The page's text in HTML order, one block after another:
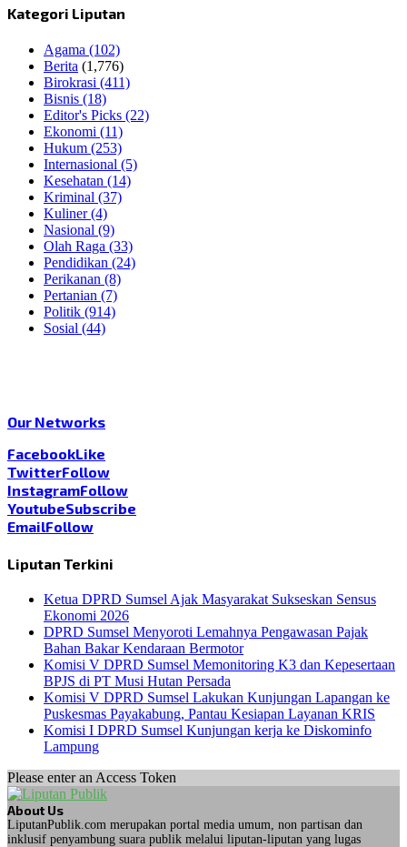
Kategori Liputan
Agama (102)
Berita (1,776)
Birokrasi (411)
Bisnis (18)
Editor's Picks (22)
Ekonomi (11)
Hukum (253)
Internasional (5)
Kesehatan (14)
Kriminal (37)
Kuliner(4)
Nasional (9)
Olah Raga (33)
Pendidikan (24)
Perikanan (8)
Pertanian (7)
Politik (914)
Sosial (44)
Our Networks
FacebookLike
TwitterFollow
InstagramFollow
YoutubeSubscribe
EmailFollow
Liputan Terkini
Ketua DPRD Sumsel Ajak Masyarakat Sukseskan Sensus
Ekonomi 2026
DPRD Sumsel Menyoroti Lemahnya Pengawasan Pajak
Bahan Bakar Kendaraan Bermotor
Komisi V DPRD Sumsel Memonitoring K3 dan Kepesertaan
BPJS di PT Musi Hutan Persada
Komisi V DPRD Sumsel Lakukan Kunjungan Lapangan ke
Puskesmas Payakabung, Pantau Kesiapan Layanan KRIS
Komisi I DPRD Sumsel Kunjungan kerja ke Diskominfo
Lampung
Please enter an Access Token
About Us
LiputanPublik.com merupakan portal media umum, non partisan dan
inklusif penyambung suara publik melalui liputan-liputan yang lugas